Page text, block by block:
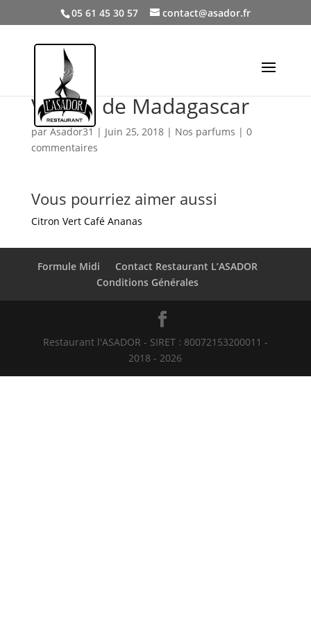
05 61 45 30 57 contact@asador.fr
Vanille de Madagascar
parAsador31| Juin 25, 2018| Nos parfums | 0
commentaires
Vous pourriez aimer aussi
Citron Vert Café Ananas
Formule Midi
Contact Restaurant L’ASADOR
Conditions Générales
Restaurant l'ASADOR - SIRET : 80072153200011 -
2018 - 2026